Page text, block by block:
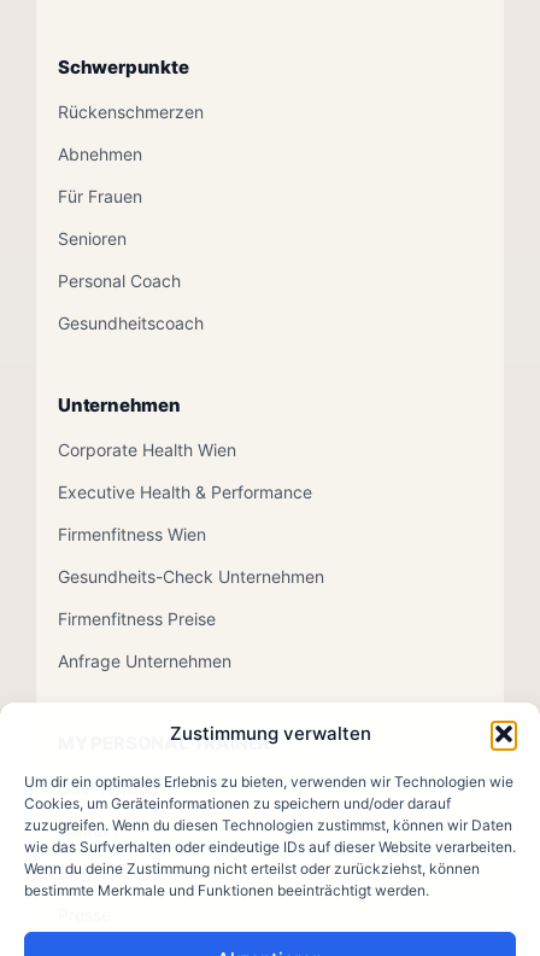
Zustimmung verwalten
Um dir ein optimales Erlebnis zu bieten, verwenden wir Technologien wie
Cookies, um Geräteinformationen zu speichern und/oder darauf
zuzugreifen. Wenn du diesen Technologien zustimmst, können wir Daten
wie das Surfverhalten oder eindeutige IDs auf dieser Website verarbeiten.
Wenn du deine Zustimmung nicht erteilst oder zurückziehst, können
bestimmte Merkmale und Funktionen beeinträchtigt werden.
Schwerpunkte
Rückenschmerzen
Abnehmen
Für Frauen
Senioren
Personal Coach
Gesundheitscoach
Unternehmen
Corporate Health Wien
Executive Health & Performance
Firmenfitness Wien
Gesundheits-Check Unternehmen
Firmenfitness Preise
Anfrage Unternehmen
MY PERSONAL TRAINER
Über Alfredo
Kontakt
Blog